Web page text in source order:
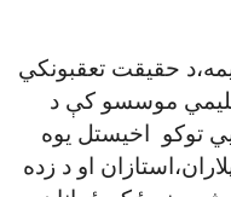
حقيقت تعقبونکي
موسسو کې د
توکو اخيستل يوه
او د زده